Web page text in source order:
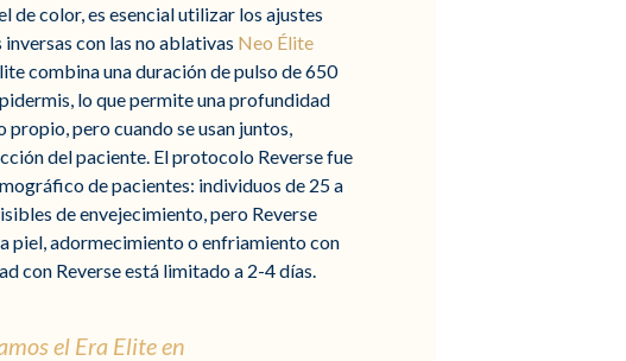
color, es esencial utilizar los ajustes
inversas con las no ablativas Neo Élite
combina una duración de pulso de 650
lo que permite una profundidad
pero cuando se usan juntos,
del paciente. El protocolo Reverse fue
de pacientes: individuos de 25 a
de envejecimiento, pero Reverse
piel, adormecimiento o enfriamiento con
con Reverse está limitado a 2-4 días.
el Era Elite en